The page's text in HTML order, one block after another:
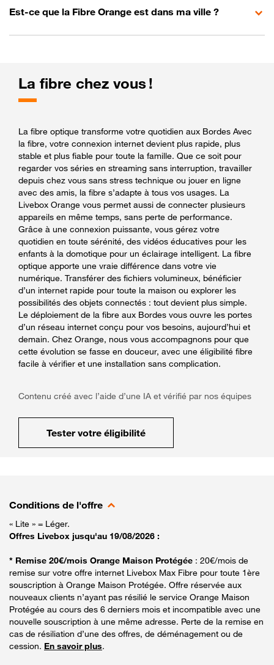
Est-ce que la Fibre Orange est dans ma ville ?
La fibre chez vous !
La fibre optique transforme votre quotidien aux Bordes Avec
la fibre, votre connexion internet devient plus rapide, plus
stable et plus fiable pour toute la famille. Que ce soit pour
regarder vos séries en streaming sans interruption, travailler
depuis chez vous sans stress technique ou jouer en ligne
avec des amis, la fibre s’adapte à tous vos usages. La
Livebox Orange vous permet aussi de connecter plusieurs
appareils en même temps, sans perte de performance.
Grâce à une connexion puissante, vous gérez votre
quotidien en toute sérénité, des vidéos éducatives pour les
enfants à la domotique pour un éclairage intelligent. La fibre
optique apporte une vraie différence dans votre vie
numérique. Transférer des fichiers volumineux, bénéficier
d’un internet rapide pour toute la maison ou explorer les
possibilités des objets connectés : tout devient plus simple.
Le déploiement de la fibre aux Bordes vous ouvre les portes
d’un réseau internet conçu pour vos besoins, aujourd’hui et
demain. Chez Orange, nous vous accompagnons pour que
cette évolution se fasse en douceur, avec une éligibilité fibre
facile à vérifier et une installation sans complication.
Contenu créé avec l’aide d’une IA et vérifié par nos équipes
Tester votre éligibilité
Conditions de l'offre
« Lite » = Léger.
Offres Livebox jusqu'au 19/08/2026 :
* Remise 20€/mois Orange Maison Protégée : 20€/mois de
remise sur votre offre internet Livebox Max Fibre pour toute 1ère
souscription à Orange Maison Protégée. Offre réservée aux
nouveaux clients n’ayant pas résilié le service Orange Maison
Protégée au cours des 6 derniers mois et incompatible avec une
nouvelle souscription à une même adresse. Perte de la remise en
cas de résiliation d’une des offres, de déménagement ou de
cession. En savoir plus.